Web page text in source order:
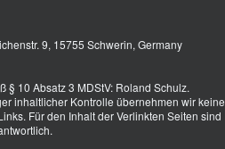
9, 15755 Schwerin, Germany
§ 10 Absatz 3 MDStV: Roland Schulz.
inhaltlicher Kontrolle übernehmen wir keine
Für den Inhalt der Verlinkten Seiten sind